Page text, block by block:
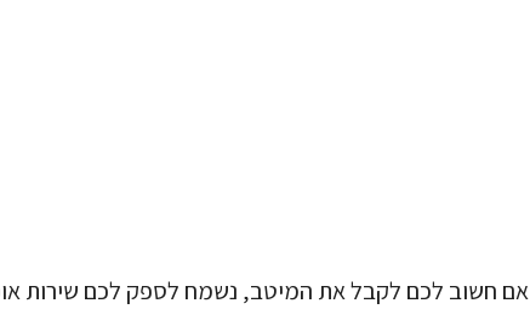
אם חשוב לכם לקבל את המיטב, נשמח לספק לכם שירות